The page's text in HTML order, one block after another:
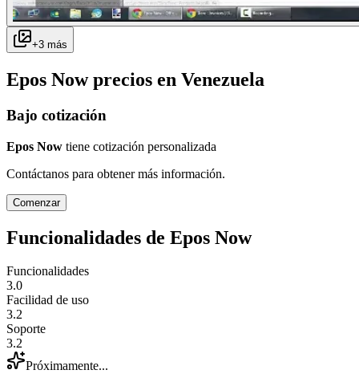
+3 más
Epos Now precios en Venezuela
Bajo cotización
Epos Now tiene cotización personalizada
Contáctanos para obtener más información.
Comenzar
Funcionalidades de Epos Now
Funcionalidades
3.0
Facilidad de uso
3.2
Soporte
3.2
Próximamente...